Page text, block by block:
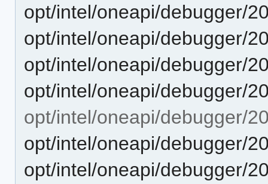
opt/intel/oneapi/debugger/
opt/intel/oneapi/debugger/
opt/intel/oneapi/debugger/
opt/intel/oneapi/debugger/
opt/intel/oneapi/debugger/
opt/intel/oneapi/debugger/
opt/intel/oneapi/debugger/